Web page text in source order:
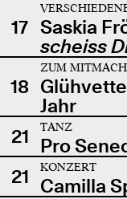
17 Saskia
scheiss
18
ZUM
Jahr
21
TANZ
Pro
21
KONZERT
Camilla